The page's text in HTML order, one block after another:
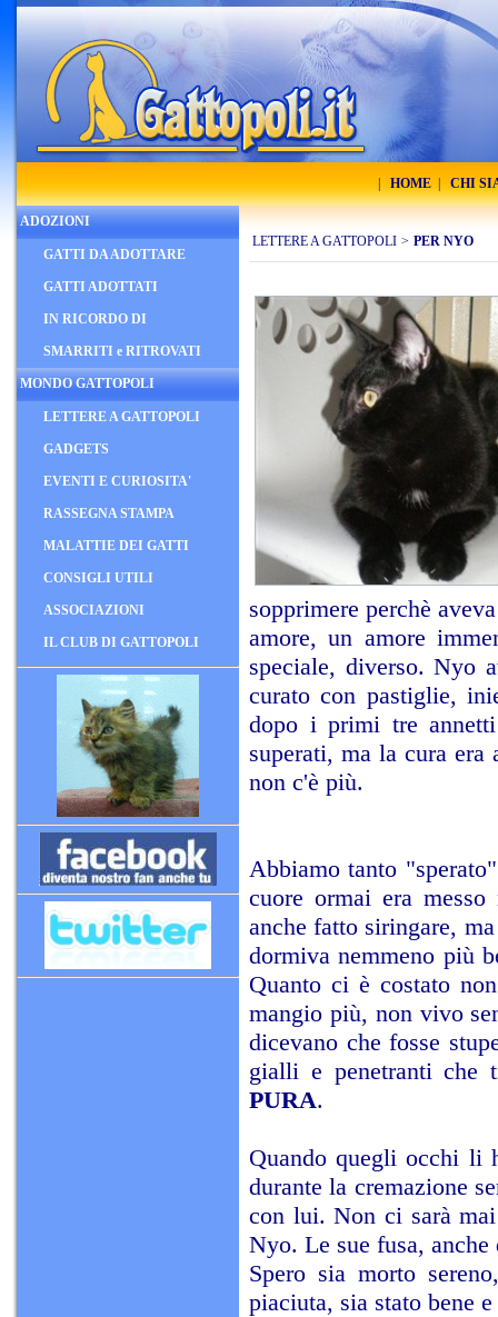
HOME CHI
ADOZIONI
GATTI DA ADOTTARE
GATTI ADOTTATI
IN RICORDO DI
SMARRITI e RITROVATI
MONDO GATTOPOLI
LETTERE A GATTOPOLI
GADGETS
EVENTI E CURIOSITA'
RASSEGNA STAMPA
MALATTIE DEI GATTI
CONSIGLI UTILI
ASSOCIAZIONI
IL CLUB DI GATTOPOLI
LETTERE A GATTOPOLI > PER NYO
sopprimere perchè
amore, un amore
speciale, diverso. Nyo
curato con pastiglie,
dopo i primi tre
superati, ma la cura era
non c'è più.
Abbiamo tanto
cuore ormai era
anche fatto siringare,
dormiva nemmeno più
Quanto ci è costato
mangio più, non vivo
dicevano che fosse
gialli e penetranti
PURA.
Quando quegli occhi li
durante la cremazione
con lui. Non ci sarà
Nyo. Le sue fusa, anche
Spero sia morto
piaciuta, sia stato bene